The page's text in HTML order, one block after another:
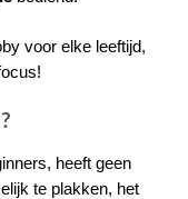
voor elke leeftijd,
heeft geen
te plakken, het